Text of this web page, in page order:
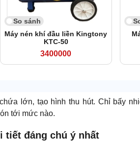
So sánh
Máy nén khí đầu liền Kingtony
KTC-50
3400000
lớn, tạo hình thu hút. Chỉ bấy
tới mức nào.
tiết đáng chú ý nhất